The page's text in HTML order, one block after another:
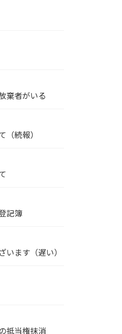
棄者がいる
（続報）
記簿
います（遅い）
抵当権抹消